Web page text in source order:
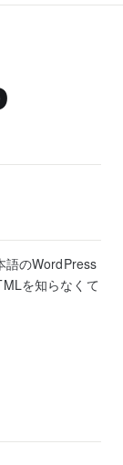
語のWordPress
を知らなくて